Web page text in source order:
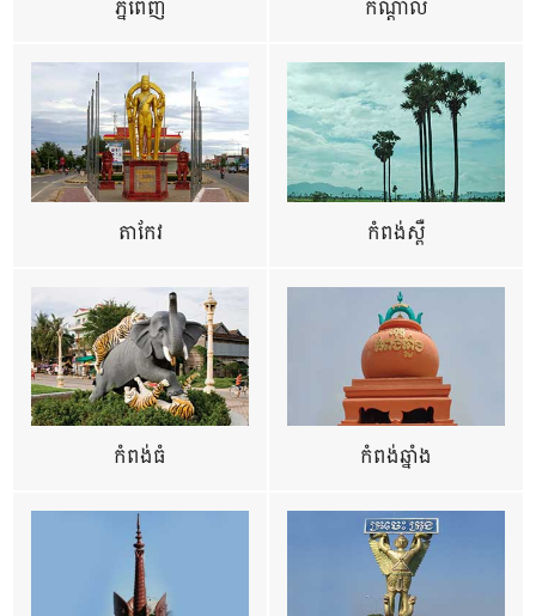
ភ្នំពេញ កណ្តាល
តាកែវ កំពង់ស្ពឺ
កំពង់ធំ កំពង់ឆ្នាំង